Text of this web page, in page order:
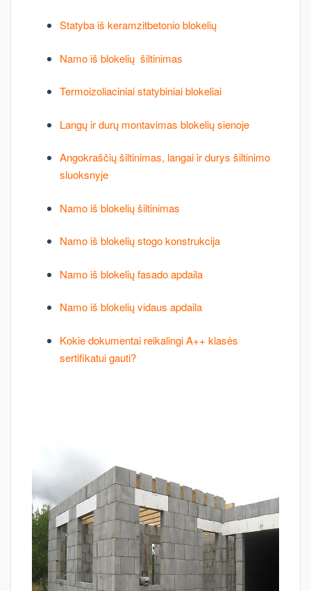
Statyba iš keramzitbetonio blokelių
Namo iš blokelių šiltinimas
Termoizoliaciniai statybiniai blokeliai
Langų ir durų montavimas blokelių sienoje
Angokraščių šiltinimas, langai ir durys šiltinimo
sluoksnyje
Namo iš blokelių šiltinimas
Namo iš blokelių stogo konstrukcija
Namo iš blokelių fasado apdaila
Namo iš blokelių vidaus apdaila
Kokie dokumentai reikalingi A++ klasės
sertifikatui gauti?